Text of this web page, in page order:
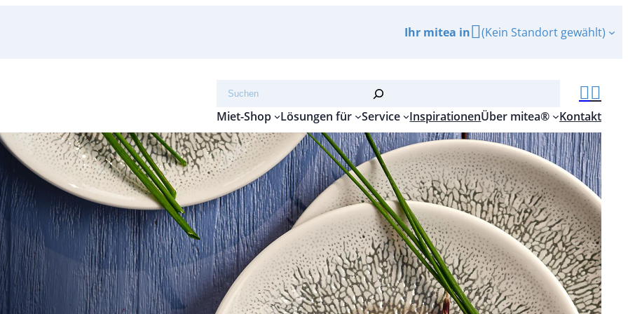
Ihr mitea in (Kein Standort gewählt)
Suchen
Miet-Shop
Lösungen für Service InspirationenÜber mitea® Kontakt